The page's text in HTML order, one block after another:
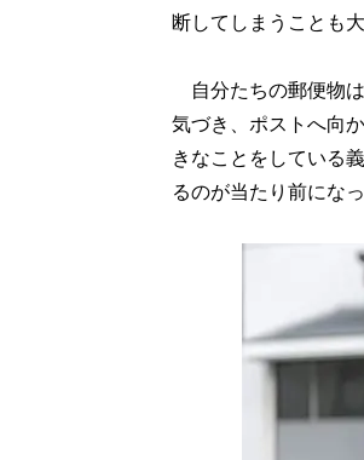
断してしまうことも
自分たちの郵便物
気づき、ポストへ向
きなことをしている
るのが当たり前にな